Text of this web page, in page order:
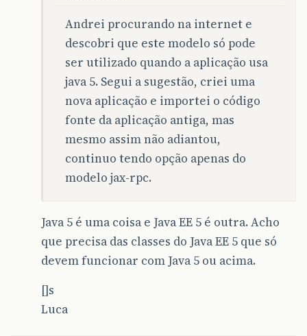
Andrei procurando na internet e
descobri que este modelo só pode
ser utilizado quando a aplicação usa
java 5. Segui a sugestão, criei uma
nova aplicação e importei o código
fonte da aplicação antiga, mas
mesmo assim não adiantou,
continuo tendo opção apenas do
modelo jax-rpc.
Java 5 é uma coisa e Java EE 5 é outra. Acho
que precisa das classes do Java EE 5 que só
devem funcionar com Java 5 ou acima.
[]s
Luca